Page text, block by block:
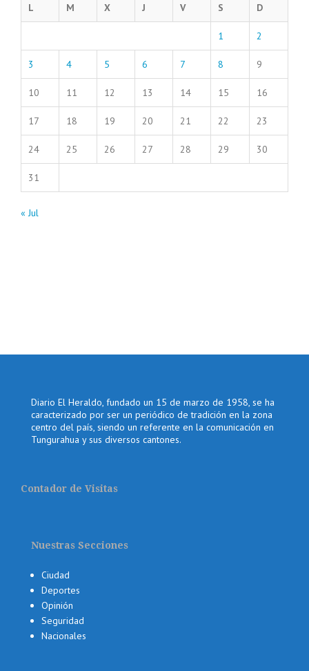
L M X J V S D
1 2
3 4 5 6 7 8 9
10 11 12 13 14 15 16
17 18 19 20 21 22 23
24 25 26 27 28 29 30
31
« Jul
Diario El Heraldo, fundado un 15 de marzo de 1958, se ha
caracterizado por ser un periódico de tradición en la zona
centro del país, siendo un referente en la comunicación en
Tungurahua y sus diversos cantones.
Contador de Visitas
Nuestras Secciones
Ciudad
Deportes
Opinión
Seguridad
Nacionales